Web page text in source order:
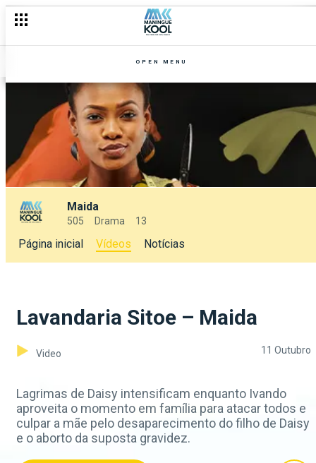
OPEN MENU
Maida
505 Drama 13
Página inicial Vídeos Notícias
Lavandaria Sitoe – Maida
Video 11 Outubro
Lagrimas de Daisy intensificam enquanto Ivando
aproveita o momento em família para atacar todos e
culpar a mãe pelo desaparecimento do filho de Daisy
e o aborto da suposta gravidez.